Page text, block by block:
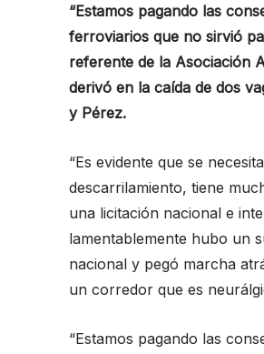
“Estamos pagando las
ferroviarios que no sirvió
referente de la Asociación
derivó en la caída de dos
y Pérez.
“Es evidente que se
descarrilamiento, tiene
una licitación nacional e
lamentablemente hubo un
nacional y pegó marcha
un corredor que es
“Estamos pagando las